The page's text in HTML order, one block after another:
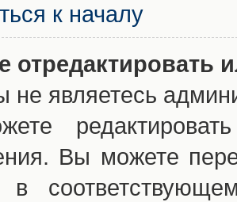
к началу
отредактировать
не являетесь
Вы можете
в